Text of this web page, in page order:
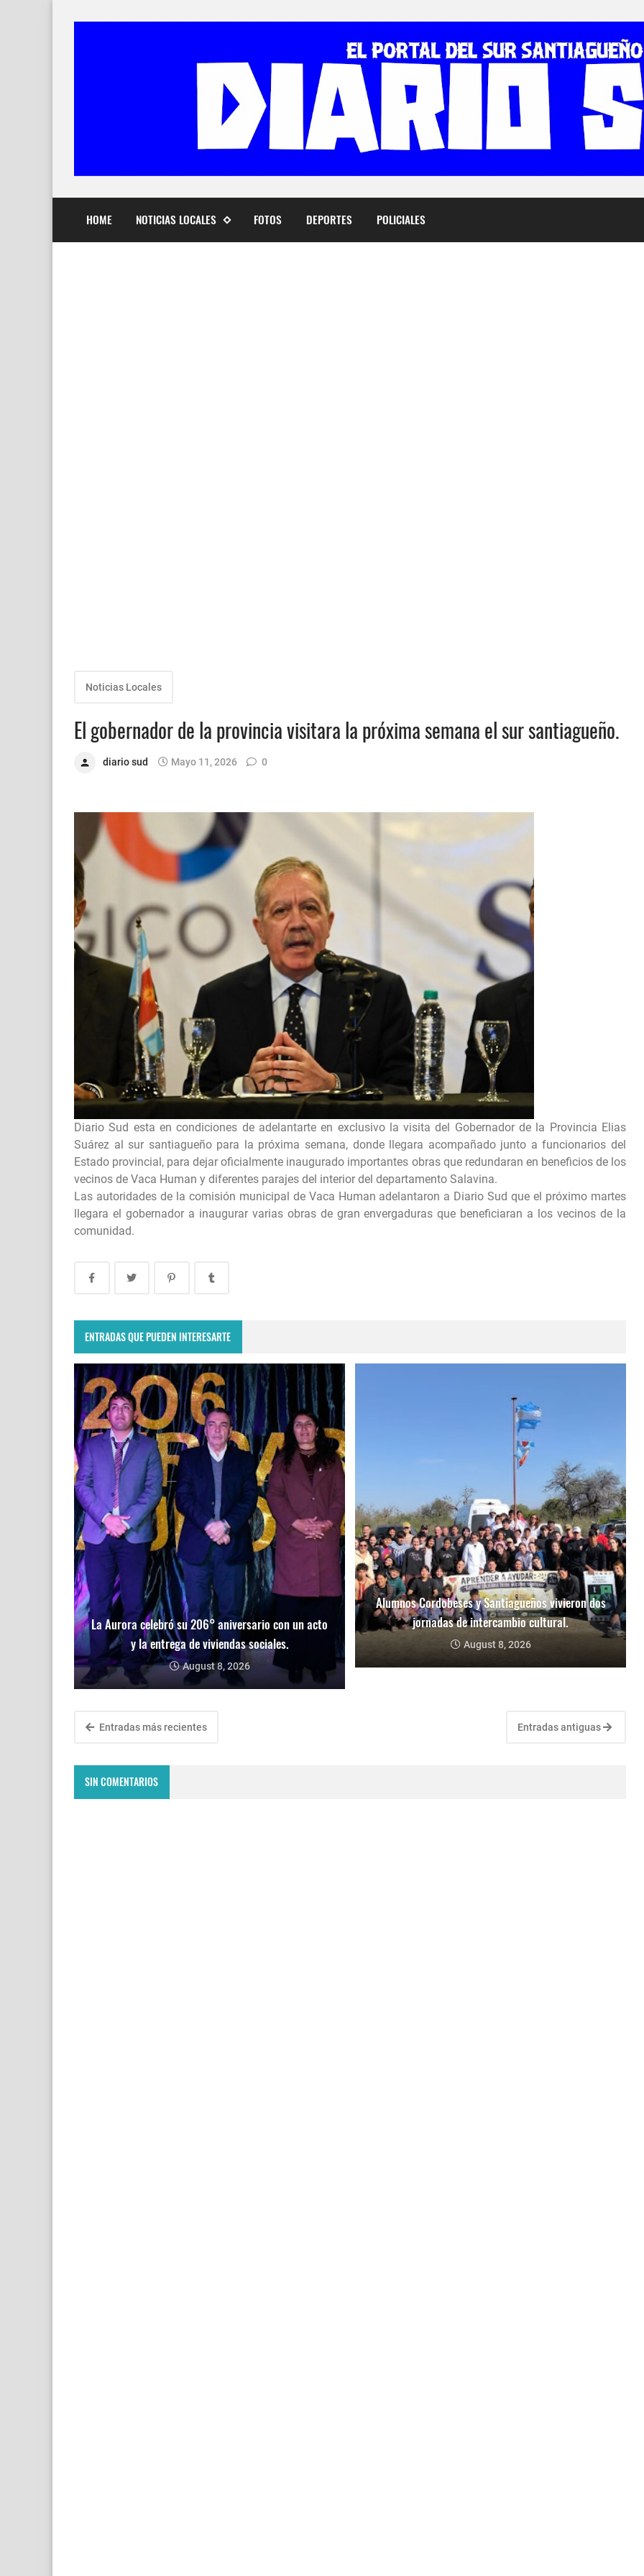
HOME NOTICIAS LOCALES FOTOS DEPORTES POLICIALES
Noticias Locales
El gobernador de la provincia visitara la próxima semana el sur santiagueño.
diario sud Mayo 11, 2026 0
Diario Sud esta en condiciones de adelantarte en exclusivo la visita del Gobernador de la Provincia Elias
Suárez al sur santiagueño para la próxima semana, donde llegara acompañado junto a funcionarios del
Estado provincial, para dejar oficialmente inaugurado importantes obras que redundaran en beneficios de los
vecinos de Vaca Human y diferentes parajes del interior del departamento Salavina.
Las autoridades de la comisión municipal de Vaca Human adelantaron a Diario Sud que el próximo martes
llegara el gobernador a inaugurar varias obras de gran envergaduras que beneficiaran a los vecinos de la
comunidad.
ENTRADAS QUE PUEDEN INTERESARTE
La Aurora celebró su 206° aniversario con un acto
y la entrega de viviendas sociales.
August 8, 2026
Alumnos Cordobeses y Santiagueños vivieron dos
jornadas de intercambio cultural.
August 8, 2026
Entradas más recientes Entradas antiguas
SIN COMENTARIOS